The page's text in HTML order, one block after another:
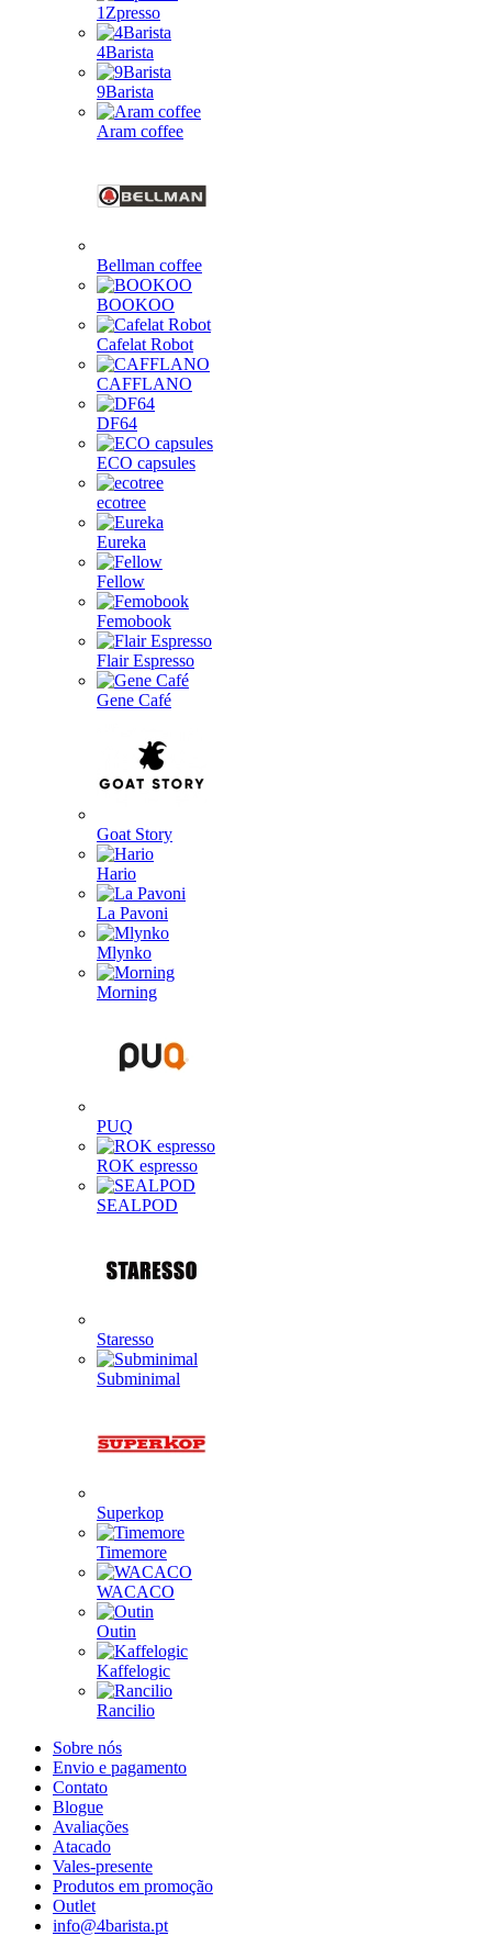
1Zpresso
4Barista
9Barista
Aram coffee
Bellman coffee
BOOKOO
Cafelat Robot
CAFFLANO
DF64
ECO capsules
ecotree
Eureka
Fellow
Femobook
Flair Espresso
Gene Café
Goat Story
Hario
La Pavoni
Mlynko
Morning
PUQ
ROK espresso
SEALPOD
Staresso
Subminimal
Superkop
Timemore
WACACO
Outin
Kaffelogic
Rancilio
Sobre nós
Envio e pagamento
Contato
Blogue
Avaliações
Atacado
Vales-presente
Produtos em promoção
Outlet
info@4barista.pt